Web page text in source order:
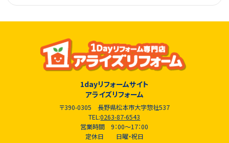
1dayリフォームサイト
アライズリフォーム
〒390-0305 長野県松本市大字惣社537
TEL:0263-87-6543
営業時間 9：00～17：00
定休日 日曜・祝日